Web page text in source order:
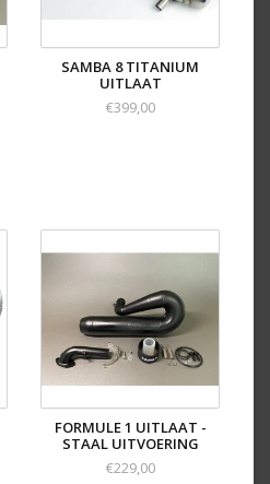
SAMBA 8 TITANIUM
UITLAAT
€399,00
FORMULE 1 UITLAAT -
STAAL UITVOERING
€229,00